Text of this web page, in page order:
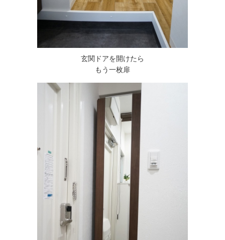
玄関ドアを開けたら
もう一枚扉